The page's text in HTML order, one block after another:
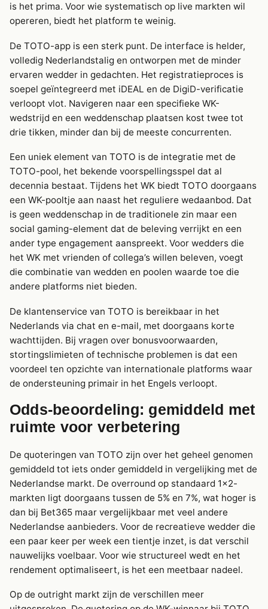
is het prima. Voor wie systematisch op live markten wil
opereren, biedt het platform te weinig.
De TOTO-app is een sterk punt. De interface is helder,
volledig Nederlandstalig en ontworpen met de minder
ervaren wedder in gedachten. Het registratieproces is
soepel geïntegreerd met iDEAL en de DigiD-verificatie
verloopt vlot. Navigeren naar een specifieke WK-
wedstrijd en een weddenschap plaatsen kost twee tot
drie tikken, minder dan bij de meeste concurrenten.
Een uniek element van TOTO is de integratie met de
TOTO-pool, het bekende voorspellingsspel dat al
decennia bestaat. Tijdens het WK biedt TOTO doorgaans
een WK-pooltje aan naast het reguliere wedaanbod. Dat
is geen weddenschap in de traditionele zin maar een
social gaming-element dat de beleving verrijkt en een
ander type engagement aanspreekt. Voor wedders die
het WK met vrienden of collega’s willen beleven, voegt
die combinatie van wedden en poolen waarde toe die
andere platforms niet bieden.
De klantenservice van TOTO is bereikbaar in het
Nederlands via chat en e-mail, met doorgaans korte
wachttijden. Bij vragen over bonusvoorwaarden,
stortingslimieten of technische problemen is dat een
voordeel ten opzichte van internationale platforms waar
de ondersteuning primair in het Engels verloopt.
Odds-beoordeling: gemiddeld met
ruimte voor verbetering
De quoteringen van TOTO zijn over het geheel genomen
gemiddeld tot iets onder gemiddeld in vergelijking met de
Nederlandse markt. De overround op standaard 1×2-
markten ligt doorgaans tussen de 5% en 7%, wat hoger is
dan bij Bet365 maar vergelijkbaar met veel andere
Nederlandse aanbieders. Voor de recreatieve wedder die
een paar keer per week een tientje inzet, is dat verschil
nauwelijks voelbaar. Voor wie structureel wedt en het
rendement optimaliseert, is het een meetbaar nadeel.
Op de outright markt zijn de verschillen meer